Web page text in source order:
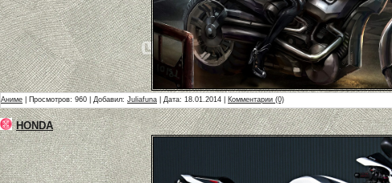
Аниме | Просмотров: 960 | Добавил: Juliafuna | Дата: 18.01.2014 Комментарии (0)
HONDA